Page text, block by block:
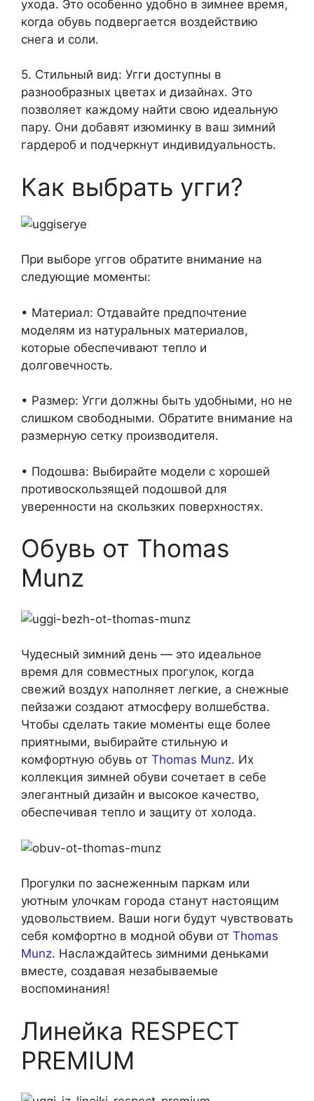
ухода. Это особенно удобно в зимнее время,
когда обувь подвергается воздействию
снега и соли.
5. Стильный вид: Угги доступны в
разнообразных цветах и дизайнах. Это
позволяет каждому найти свою идеальную
пару. Они добавят изюминку в ваш зимний
гардероб и подчеркнут индивидуальность.
Как выбрать угги?
При выборе уггов обратите внимание на
следующие моменты:
• Материал: Отдавайте предпочтение
моделям из натуральных материалов,
которые обеспечивают тепло и
долговечность.
• Размер: Угги должны быть удобными, но не
слишком свободными. Обратите внимание на
размерную сетку производителя.
• Подошва: Выбирайте модели с хорошей
противоскользящей подошвой для
уверенности на скользких поверхностях.
Обувь от Thomas
Munz
Чудесный зимний день — это идеальное
время для совместных прогулок, когда
свежий воздух наполняет легкие, а снежные
пейзажи создают атмосферу волшебства.
Чтобы сделать такие моменты еще более
приятными, выбирайте стильную и
комфортную обувь от Thomas Munz. Их
коллекция зимней обуви сочетает в себе
элегантный дизайн и высокое качество,
обеспечивая тепло и защиту от холода.
Прогулки по заснеженным паркам или
уютным улочкам города станут настоящим
удовольствием. Ваши ноги будут чувствовать
себя комфортно в модной обуви от Thomas
Munz. Наслаждайтесь зимними деньками
вместе, создавая незабываемые
воспоминания!
Линейка RESPECT
PREMIUM